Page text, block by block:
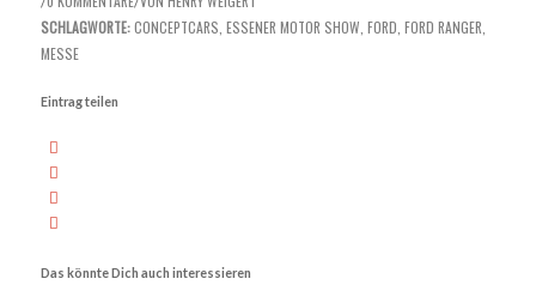
SCHLAGWORTE: CONCEPTCARS ESSENER MOTOR SHOW FORD FORD RANGER
MESSE
Eintrag teilen
Das könnte Dich auch interessieren